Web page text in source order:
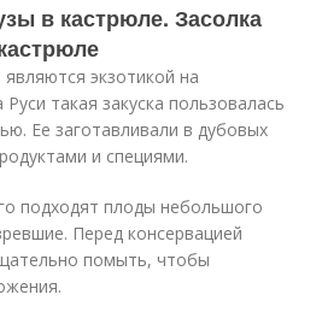
в кастрюле. Засолка
экзотикой на
такая закуска пользовалась
Ее заготавливали в дубовых
и специями.
подходят плоды небольшого
Перед консервацией
помыть, чтобы